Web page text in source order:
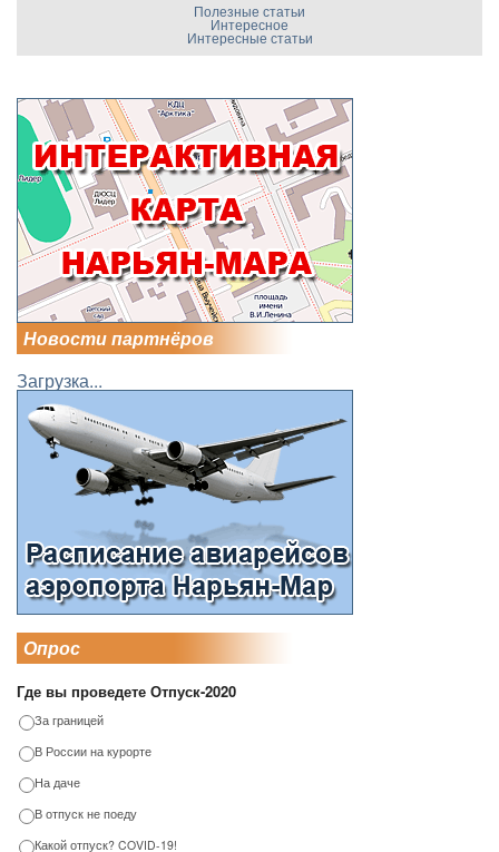
Полезные статьи
Интересное
Интересные статьи
Новости партнёров
Загрузка...
Опрос
Где вы проведете Отпуск-2020
За границей
В России на курорте
На даче
В отпуск не поеду
Какой отпуск? COVID-19!